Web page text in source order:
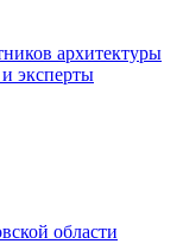
архитектуры
эксперты
области